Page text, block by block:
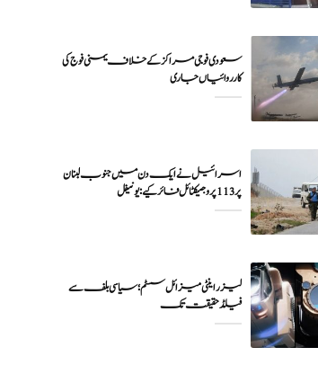
سعودی فوجی مراکز کے خلاف یمنی فوج کی
اسرائیل نے ایک دن میں جنوب لبنان
پر 113 پروجیکٹائل فائر کیے: یونیفل
لیزر اینٹی میزائل سسٹم؛ سیاسی بلف سے
فیلڈ حقیقت تک